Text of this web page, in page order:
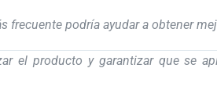
podría ayudar a obtener
el producto y garantizar que se